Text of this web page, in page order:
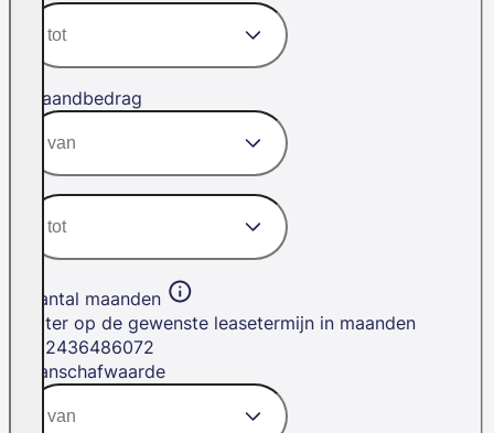
Maandbedrag
Aantal maanden
Filter op de gewenste leasetermijn in maanden
2436486072
Aanschafwaarde